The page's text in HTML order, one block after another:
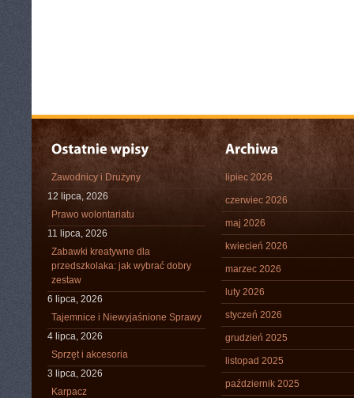
Zawodnicy i Drużyny
12 lipca, 2026
Prawo wolontariatu
11 lipca, 2026
Zabawki kreatywne dla
przedszkolaka: jak wybrać dobry
zestaw
6 lipca, 2026
Tajemnice i Niewyjaśnione Sprawy
4 lipca, 2026
Sprzęt i akcesoria
3 lipca, 2026
Karpacz
lipiec 2026
czerwiec 2026
maj 2026
kwiecień 2026
marzec 2026
luty 2026
styczeń 2026
grudzień 2025
listopad 2025
październik 2025